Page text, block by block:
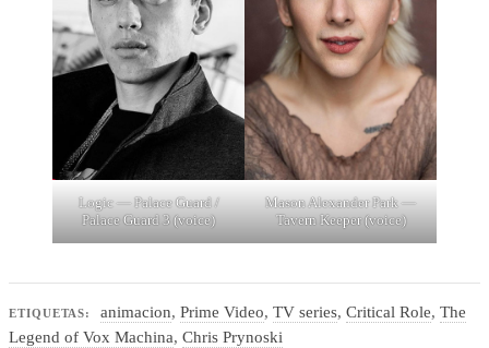
Logic — Palace Guard /
Palace Guard 3 (voice)
Mason Alexander Park —
Tavern Keeper (voice)
ETIQUETAS: animacion, Prime Video, TV series, Critical Role, The
Legend of Vox Machina, Chris Prynoski